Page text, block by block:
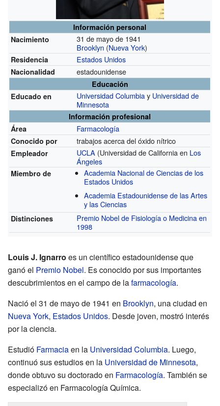
Información personal
Nacimiento
31 de mayo de 1941
Brooklyn (Nueva York)
Residencia Estados Unidos
Nacionalidad estadounidense
Educación
Educado en
Universidad Columbiay Universidad de
Minnesota
Información profesional
Área
Farmacología
Conocido por trabajos acerca del óxido nítrico
Empleador UCLA (Universidad de California en Los
Ángeles
Miembro de
Academia Nacional de Ciencias de los
Estados Unidos
Academia Estadounidense de las Artes
y las Ciencias
Distinciones
Premio Nobel de Fisiología o Medicina en
1998
Louis J. Ignarro es un científico estadounidense que
ganó el Premio Nobel. Es conocido por sus importantes
descubrimientos en el campo de lafarmacología.
Nació el 31 de mayo de 1941 en Brooklyn, una ciudad en
Nueva York, Estados Unidos. Desde joven, mostró interés
por la ciencia.
Estudió Farmaciaen la Universidad Columbia. Luego,
continuó sus estudios en la Universidad de Minnesota,
donde obtuvo su doctorado en Farmacología. También se
especializó en Farmacología Química.